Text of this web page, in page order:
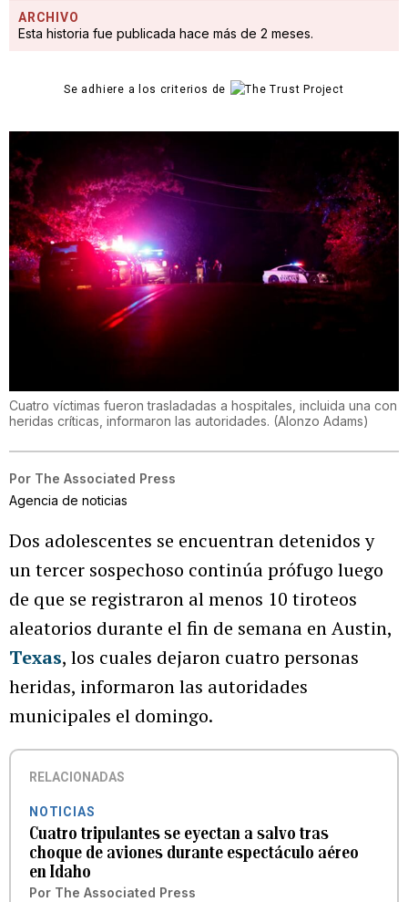
ARCHIVO
Esta historia fue publicada hace más de 2 meses.
Se adhiere a los criterios de
Cuatro víctimas fueron trasladadas a hospitales, incluida una con
heridas críticas, informaron las autoridades. (Alonzo Adams)
Por The Associated Press
Agencia de noticias
Dos adolescentes se encuentran detenidos y
un tercer sospechoso continúa prófugo luego
de que se registraron al menos 10 tiroteos
aleatorios durante el fin de semana en Austin,
Texas, los cuales dejaron cuatro personas
heridas, informaron las autoridades
municipales el domingo.
RELACIONADAS
NOTICIAS
Cuatro tripulantes se eyectan a salvo tras
choque de aviones durante espectáculo aéreo
en Idaho
Por The Associated Press